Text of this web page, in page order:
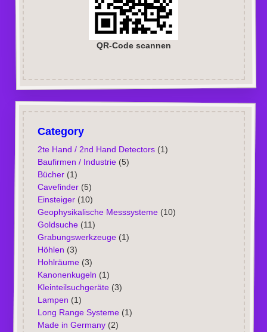
QR-Code scannen
Category
2te Hand / 2nd Hand Detectors(1)
Baufirmen / Industrie(5)
Bücher(1)
Cavefinder(5)
Einsteiger(10)
Geophysikalische Messsysteme(10)
Goldsuche(11)
Grabungswerkzeuge(1)
Höhlen (3)
Hohlräume(3)
Kanonenkugeln (1)
Kleinteilsuchgeräte(3)
Lampen (1)
Long Range Systeme(1)
Made in Germany(2)